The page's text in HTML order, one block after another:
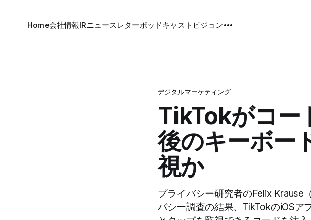
Home会社情報IRニュースレターポッドキャスト ビジョン
デジタルマーケティング
TikTokがコー
後のキーボー
視か
プライバシー研究者のFelix Krause
バシー調査の結果、TikTokのiOSア